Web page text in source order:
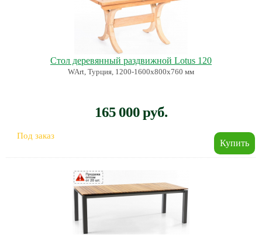
Стол деревянный раздвижной Lotus 120
WArt, Турция, 1200-1600х800х760 мм
165 000 руб.
Под заказ